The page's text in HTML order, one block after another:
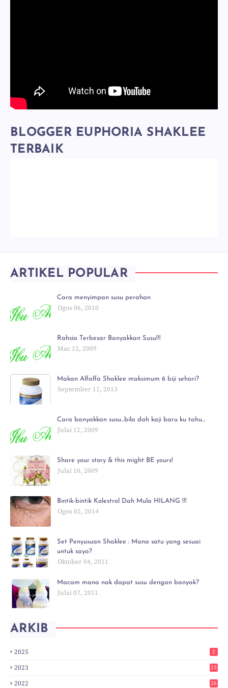
BLOGGER EUPHORIA SHAKLEE
TERBAIK
ARTIKEL POPULAR
Cara menyimpan susu perahan
Ogos 06, 2010
Rahsia Terbesar Banyakkan Susu!!!
Mac 12, 2009
Makan Alfalfa Shaklee maksimum 6 biji sehari?
September 11, 2013
Cara banyakkan susu...bila dah kaji baru ku tahu...
Julai 12, 2009
Share your story & this might BE yours!
Julai 10, 2009
Bintik-bintik Kolestrol Dah Mula HILANG !!!
Ogos 02, 2014
Set Penyusuan Shaklee : Mana satu yang sesuai
untuk saya?
Oktober 04, 2011
Macam mana nak dapat susu dengan banyak?
Julai 07, 2011
ARKIB
2025 2
2023 23
2022 26